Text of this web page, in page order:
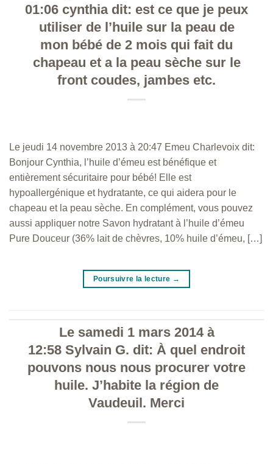
01:06 cynthia dit: est ce que je peux
utiliser de l’huile sur la peau de
mon bébé de 2 mois qui fait du
chapeau et a la peau sèche sur le
front coudes, jambes etc.
Le jeudi 14 novembre 2013 à 20:47 Emeu Charlevoix dit:
Bonjour Cynthia, l’huile d’émeu est bénéfique et
entièrement sécuritaire pour bébé! Elle est
hypoallergénique et hydratante, ce qui aidera pour le
chapeau et la peau sèche. En complément, vous pouvez
aussi appliquer notre Savon hydratant à l’huile d’émeu
Pure Douceur (36% lait de chèvres, 10% huile d’émeu, […]
Poursuivre la lecture →
Le samedi 1 mars 2014 à
12:58 Sylvain G. dit: À quel endroit
pouvons nous nous procurer votre
huile. J’habite la région de
Vaudeuil. Merci